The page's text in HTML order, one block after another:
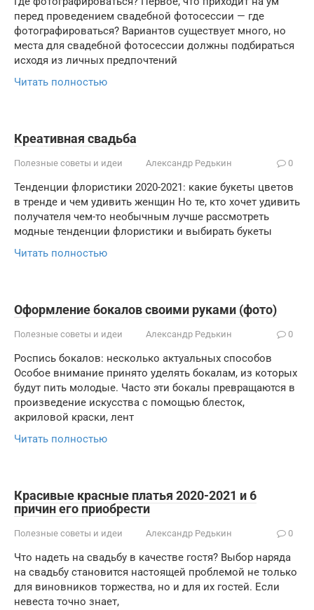
перед проведением свадебной фотосессии — где
фотографироваться? Вариантов существует много, но
места для свадебной фотосессии должны подбираться
исходя из личных предпочтений
Читать полностью
Креативная свадьба
Полезные советы и идеи Александр Редькин 0
Тенденции флористики 2020-2021: какие букеты цветов
в тренде и чем удивить женщин Но те, кто хочет удивить
получателя чем-то необычным лучше рассмотреть
модные тенденции флористики и выбирать букеты
Читать полностью
Оформление бокалов своими руками (фото)
Полезные советы и идеи Александр Редькин 0
Роспись бокалов: несколько актуальных способов
Особое внимание принято уделять бокалам, из которых
будут пить молодые. Часто эти бокалы превращаются в
произведение искусства с помощью блесток,
акриловой краски, лент
Читать полностью
Красивые красные платья 2020-2021 и 6
причин его приобрести
Полезные советы и идеи Александр Редькин 0
Что надеть на свадьбу в качестве гостя? Выбор наряда
на свадьбу становится настоящей проблемой не только
для виновников торжества, но и для их гостей. Если
невеста точно знает,